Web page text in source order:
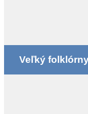
Veľký